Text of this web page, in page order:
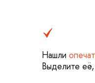
Нашли
Выделите